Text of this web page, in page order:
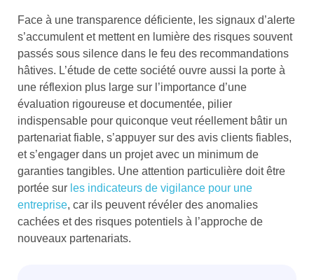
Face à une transparence déficiente, les signaux d’alerte
s’accumulent et mettent en lumière des risques souvent
passés sous silence dans le feu des recommandations
hâtives. L’étude de cette société ouvre aussi la porte à
une réflexion plus large sur l’importance d’une
évaluation rigoureuse et documentée, pilier
indispensable pour quiconque veut réellement bâtir un
partenariat fiable, s’appuyer sur des avis clients fiables,
et s’engager dans un projet avec un minimum de
garanties tangibles. Une attention particulière doit être
portée sur les indicateurs de vigilance pour une
entreprise, car ils peuvent révéler des anomalies
cachées et des risques potentiels à l’approche de
nouveaux partenariats.